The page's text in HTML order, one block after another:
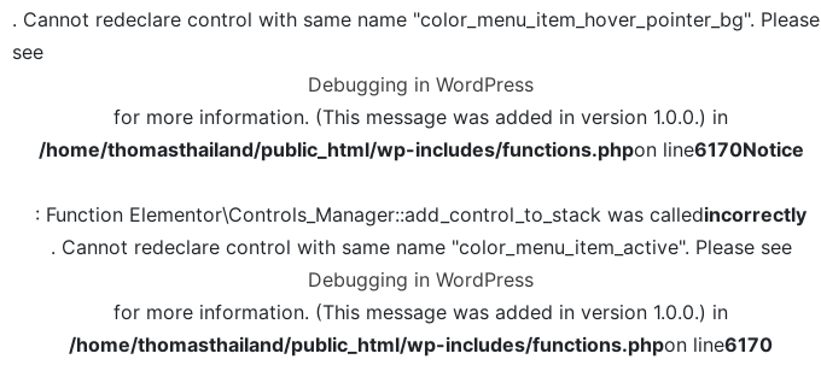
. Cannot redeclare control with same name "color_menu_item_hover_pointer_bg". Please
see
Debugging in WordPress
for more information. (This message was added in version 1.0.0.) in
/home/thomasthailand/public_html/wp-includes/functions.phpon line6170Notice
: Function Elementor\Controls_Manager::add_control_to_stack was calledincorrectly
. Cannot redeclare control with same name "color_menu_item_active". Please see
Debugging in WordPress
for more information. (This message was added in version 1.0.0.) in
/home/thomasthailand/public_html/wp-includes/functions.phpon line6170